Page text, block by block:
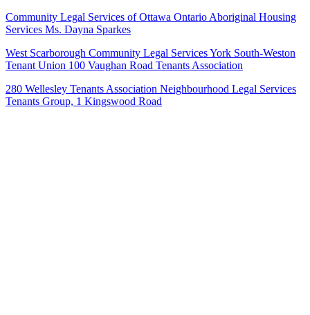
Community Legal Services of Ottawa Ontario Aboriginal Housing
Services Ms. Dayna Sparkes
West Scarborough Community Legal Services York South-Weston
Tenant Union 100 Vaughan Road Tenants Association
280 Wellesley Tenants Association Neighbourhood Legal Services
Tenants Group, 1 Kingswood Road